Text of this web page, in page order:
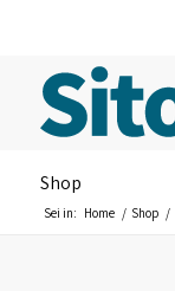
Shop
Sei in: Home / Shop /